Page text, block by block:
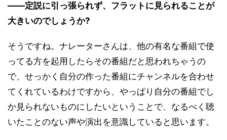
――定説に引っ張られず、フラットに見られることが
大きいのでしょうか?
そうですね。ナレーターさんは、他の有名な番組で使
ってる方を起用したらその番組だと思われちゃうの
で、せっかく自分の作った番組にチャンネルを合わせ
てくれているわけですから、やっぱり自分の番組でし
か見られないものにしたいということで、なるべく聴
いたことのない声や演出を意識していると思います。